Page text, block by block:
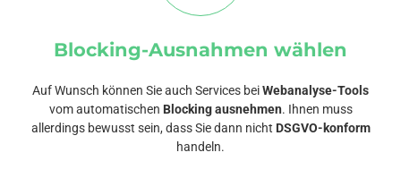
Blocking-Ausnahmen wählen
Auf Wunsch können Sie auch Services beiWebanalyse-Tools
vom automatischen Blocking ausnehmen. Ihnen muss
allerdings bewusst sein, dass Sie dann nicht DSGVO-konform
handeln.